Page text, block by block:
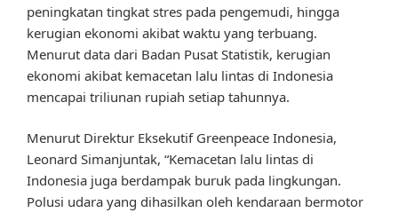
peningkatan tingkat stres pada pengemudi, hingga
kerugian ekonomi akibat waktu yang terbuang.
Menurut data dari Badan Pusat Statistik, kerugian
ekonomi akibat kemacetan lalu lintas di Indonesia
mencapai triliunan rupiah setiap tahunnya.
Menurut Direktur Eksekutif Greenpeace Indonesia,
Leonard Simanjuntak, “Kemacetan lalu lintas di
Indonesia juga berdampak buruk pada lingkungan.
Polusi udara yang dihasilkan oleh kendaraan bermotor